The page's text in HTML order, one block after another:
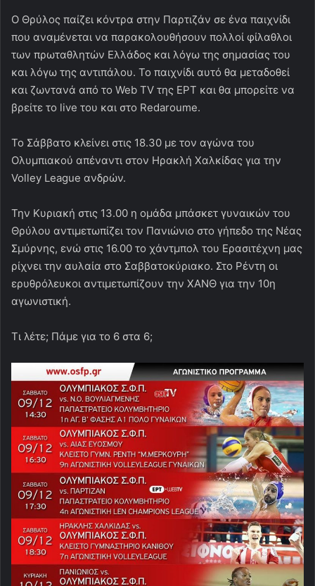
Ο Θρύλος παίζει κόντρα στην Παρτιζάν σε ένα παιχνίδι
που αναμένεται να παρακολουθήσουν πολλοί φίλαθλοι
των πρωταθλητών Ελλάδος και λόγω της σημασίας του
και λόγω της αντιπάλου. Το παιχνίδι αυτό θα μεταδοθεί
και ζωντανά από το Web TV της ΕΡΤ και θα μπορείτε να
βρείτε το live του και στο Redaroume.
Το Σάββατο κλείνει στις 18.30 με τον αγώνα του
Ολυμπιακού απέναντι στον Ηρακλή Χαλκίδας για την
Volley League ανδρών.
Την Κυριακή στις 13.00 η ομάδα μπάσκετ γυναικών του
Θρύλου αντιμετωπίζει τον Πανιώνιο στο γήπεδο της Νέας
Σμύρνης, ενώ στις 16.00 το χάντμπολ του Ερασιτέχνη μας
ρίχνει την αυλαία στο Σαββατοκύριακο. Στο Ρέντη οι
ερυθρόλευκοι αντιμετωπίζουν την ΧΑΝΘ για την 10η
αγωνιστική.
Τι λέτε; Πάμε για το 6 στα 6;